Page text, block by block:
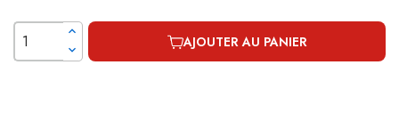
AJOUTER AU PANIER